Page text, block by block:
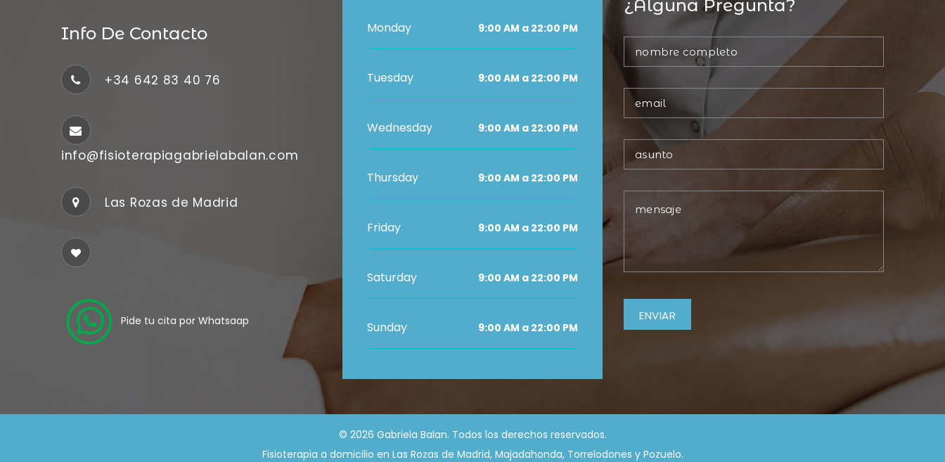
Info De Contacto
+34 642 83 40 76
info@fisioterapiagabrielabalan.com
Las Rozas de Madrid
Pide tu cita por Whatsaap
Monday 9:00 AM a 22:00 PM
Tuesday 9:00 AM a 22:00 PM
Wednesday 9:00 AM a 22:00 PM
Thursday 9:00 AM a 22:00 PM
Friday 9:00 AM a 22:00 PM
Saturday 9:00 AM a 22:00 PM
Sunday 9:00 AM a 22:00 PM
¿Alguna Pregunta?
© 2026 Gabriela Balan. Todos los derechos reservados.
Fisioterapia a domicilio en Las Rozas de Madrid, Majadahonda, Torrelodones y Pozuelo.